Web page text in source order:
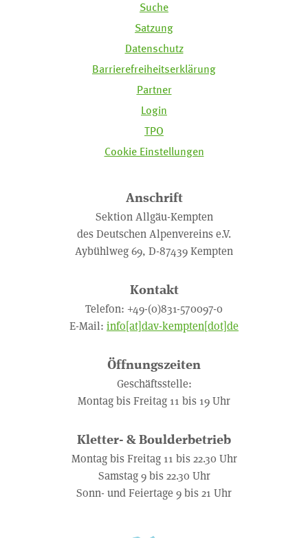
Suche
Satzung
Datenschutz
Barrierefreiheitserklärung
Partner
Login
TPO
Cookie Einstellungen
Anschrift
Sektion Allgäu-Kempten
des Deutschen Alpenvereins e.V.
Aybühlweg 69, D-87439 Kempten
Kontakt
Telefon: +49-(0)831-570097-0
E-Mail: info[at]dav-kempten[dot]de
Öffnungszeiten
Geschäftsstelle:
Montag bis Freitag 11 bis 19 Uhr
Kletter- & Boulderbetrieb
Montag bis Freitag 11 bis 22.30 Uhr
Samstag 9 bis 22.30 Uhr
Sonn- und Feiertage 9 bis 21 Uhr